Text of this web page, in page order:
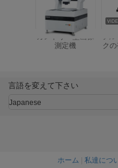
ガントリー型画像
測定機
フ
ク
言語を変えて下さい
Japanese
ホーム 私達につ